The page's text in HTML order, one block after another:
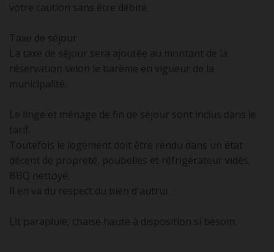
votre caution sans être débité.
Taxe de séjour
La taxe de séjour sera ajoutée au montant de la
réservation selon le barème en vigueur de la
municipalité.
Le linge et ménage de fin de séjour sont inclus dans le
tarif.
Toutefois le logement doit être rendu dans un état
décent de propreté, poubelles et réfrigérateur vidés,
BBQ nettoyé.
Il en va du respect du bien d'autrui
Lit parapluie, chaise haute à disposition si besoin.